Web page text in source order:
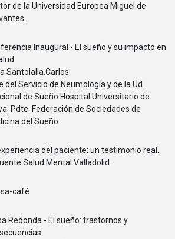
de la Universidad Europea Miguel de
Inaugural - El sueño y su impacto en
Santolalla.Carlos
del Servicio de Neumología y de la Ud.
de Sueño Hospital Universitario de
Pdte. Federación de Sociedades de
del Sueño
del paciente: un testimonio real.
Salud Mental Valladolid.
café
Redonda - El sueño: trastornos y